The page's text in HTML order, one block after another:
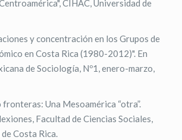
CIHAC, Universidad de
y concentración en los Grupos de
en Costa Rica (1980-2012)". En
de Sociología, Nº1, enero-marzo,
fronteras: Una Mesoamérica “otra”.
Facultad de Ciencias Sociales,
Costa Rica.